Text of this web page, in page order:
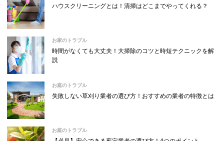
ハウスクリーニングとは！清掃はどこまでやってくれる？
お家のトラブル
時間がなくても大丈夫！大掃除のコツと時短テクニックを解
説
お庭のトラブル
失敗しない草刈り業者の選び方！おすすめの業者の特徴とは
お庭のトラブル